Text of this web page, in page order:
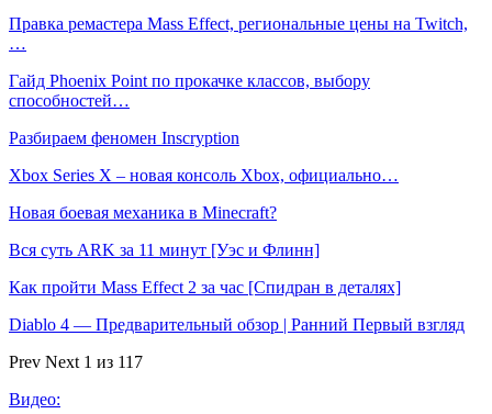
Правка ремастера Mass Effect, региональные цены на Twitch,
…
Гайд Phoenix Point по прокачке классов, выбору
способностей…
Разбираем феномен Inscryption
Xbox Series X – новая консоль Xbox, официально…
Новая боевая механика в Minecraft?
Вся суть ARK за 11 минут [Уэс и Флинн]
Как пройти Mass Effect 2 за час [Спидран в деталях]
Diablo 4 — Предварительный обзор | Ранний Первый взгляд
Prev Next 1 из 117
Видео: